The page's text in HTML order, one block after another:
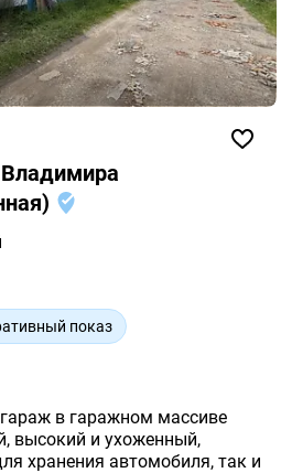
показ
в гаражном массиве
хранения автомобиля, так и